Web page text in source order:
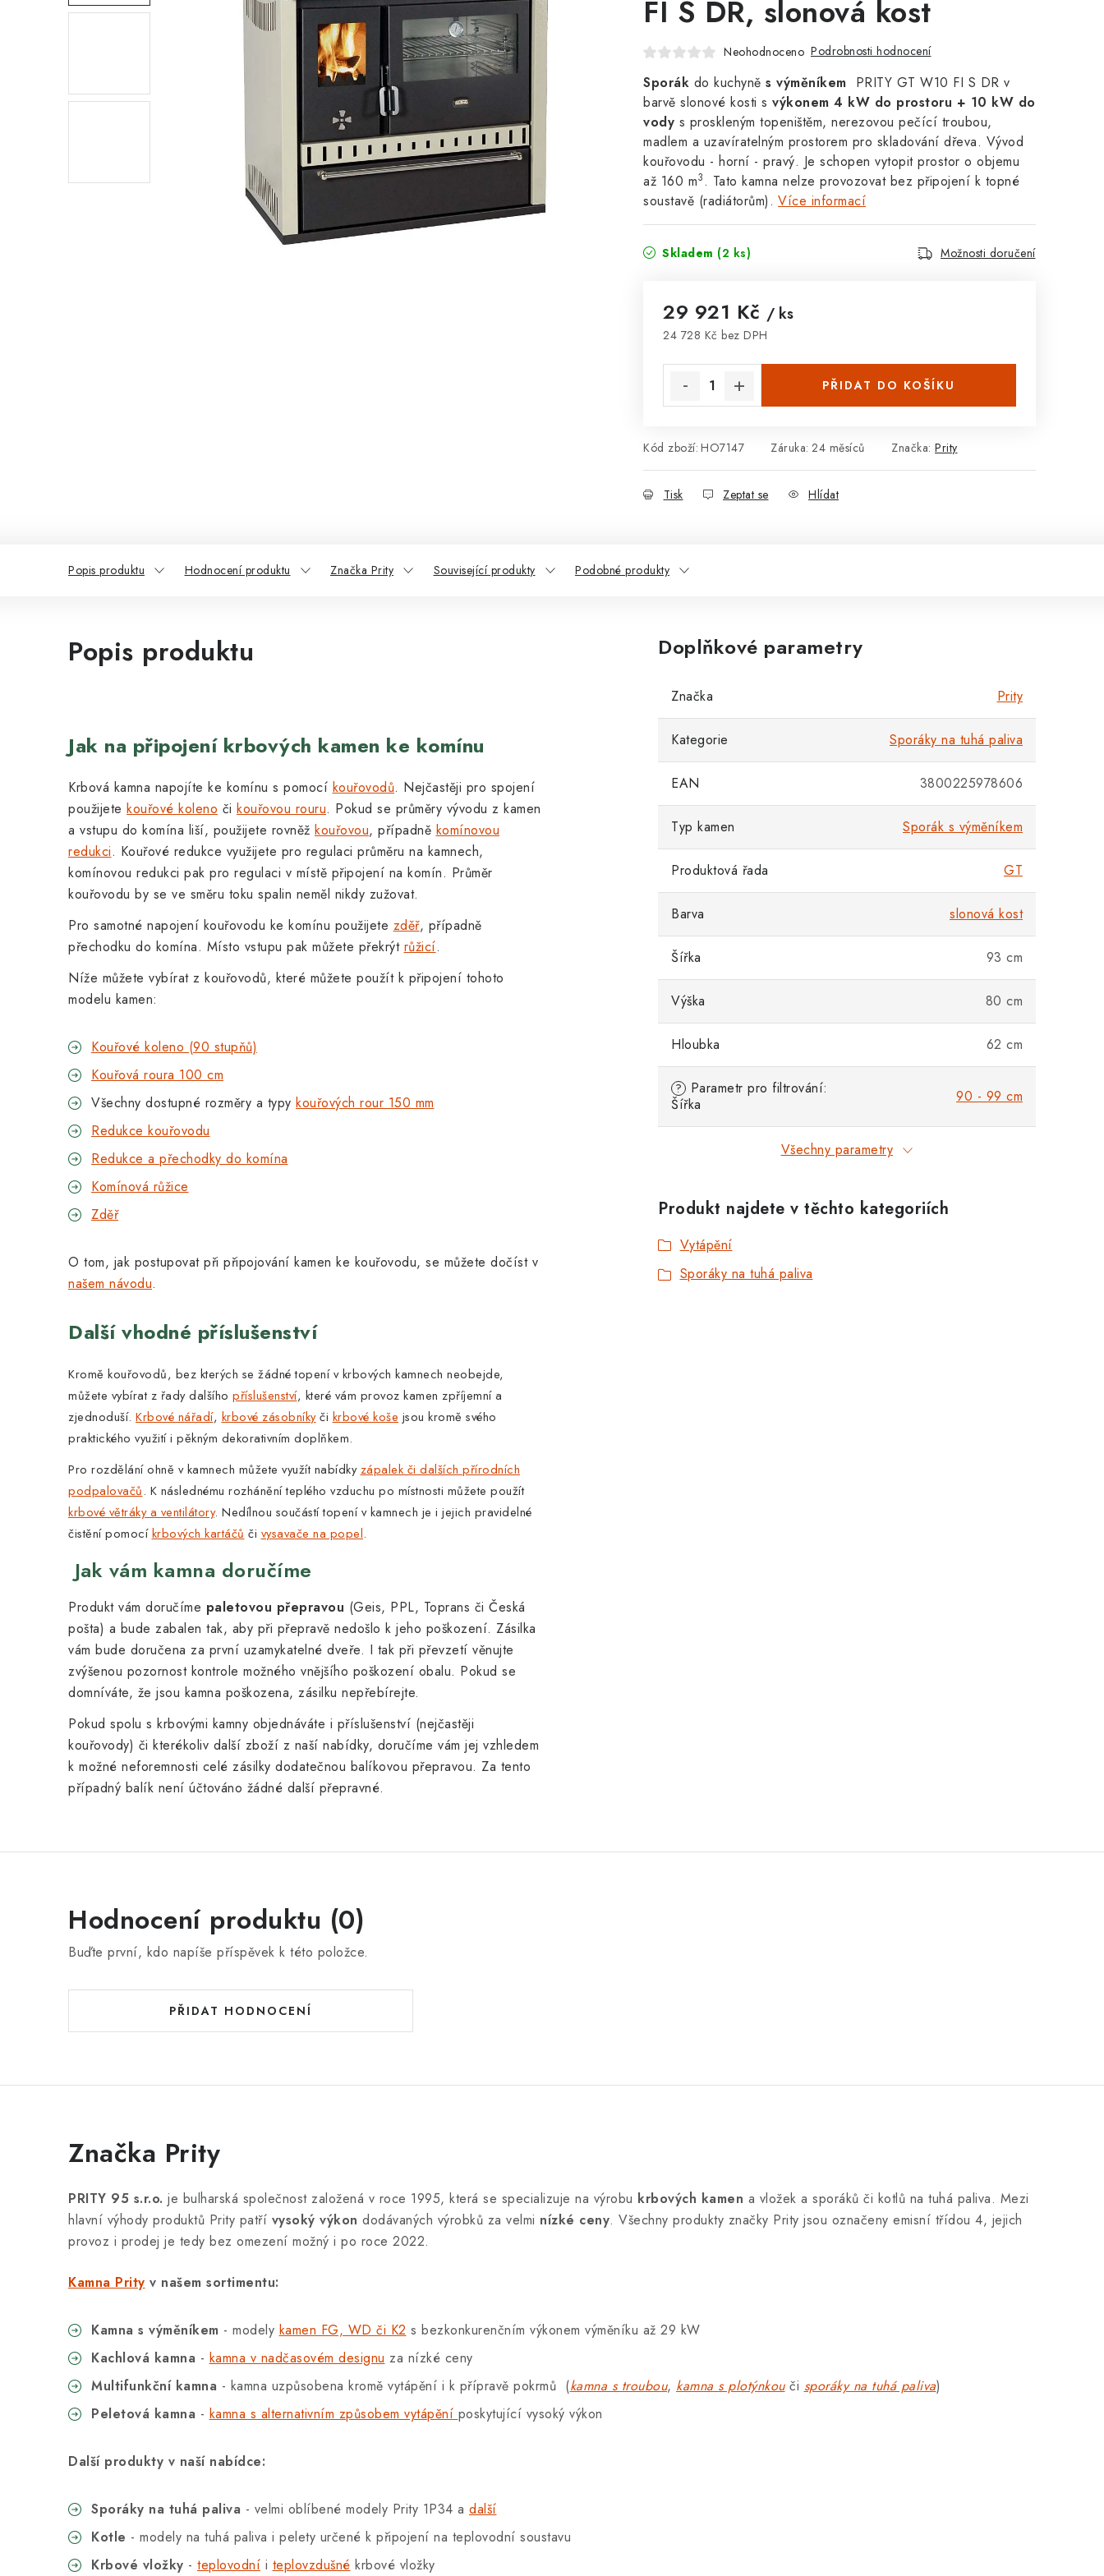
FI S DR, slonová kost
Neohodnoceno Podrobnosti hodnocení
Sporák do kuchyně s výměníkem
PRITY GT W10 FI S DR v
barvě slonové kosti s výkonem 4 kW do prostoru + 10 kW do
vody s proskleným topeništěm, nerezovou pečící troubou,
madlem a uzavíratelným prostorem pro skladování dřeva. Vývod
kouřovodu - horní - pravý. Je schopen vytopit prostor o objemu
až 160 m3. Tato kamna nelze provozovat bez připojení k topné
soustavě (radiátorům). Více informací
Skladem (2 ks) Možnosti doručení
29 921 Kč / ks
24 728 Kč bez DPH
PŘIDAT DO KOŠÍKU
Kód zboží: HO7147 Záruka: 24 měsíců Značka: Prity
Tisk Zeptat se Hlídat
Popis produktu Hodnocení produktu Značka Prity Související produkty Podobné produkty
Popis produktu
Jak na připojení krbových kamen ke komínu
Krbová kamna napojíte ke komínu s pomocí kouřovodů. Nejčastěji pro spojení
použijete kouřové koleno či kouřovou rouru. Pokud se průměry vývodu z kamen
a vstupu do komína liší, použijete rovněž kouřovou, případně komínovou
redukci. Kouřové redukce využijete pro regulaci průměru na kamnech,
komínovou redukci pak pro regulaci v místě připojení na komín. Průměr
kouřovodu by se ve směru toku spalin neměl nikdy zužovat.
Pro samotné napojení kouřovodu ke komínu použijete zděř, případně
přechodku do komína. Místo vstupu pak můžete překrýt růžicí.
Níže můžete vybírat z kouřovodů, které můžete použít k připojení tohoto
modelu kamen:
Kouřové koleno (90 stupňů)
Kouřová roura 100 cm
Všechny dostupné rozměry a typy kouřových rour 150 mm
Redukce kouřovodu
Redukce a přechodky do komína
Komínová růžice
Zděř
O tom, jak postupovat při připojování kamen ke kouřovodu, se můžete dočíst v
našem návodu.
Další vhodné příslušenství
Kromě kouřovodů, bez kterých se žádné topení v krbových kamnech neobejde,
můžete vybírat z řady dalšího příslušenství, které vám provoz kamen zpříjemní a
zjednoduší. Krbové nářadí, krbové zásobníkyči krbové koše jsou kromě svého
praktického využití i pěkným dekorativním doplňkem.
Pro rozdělání ohně v kamnech můžete využít nabídkyzápalek či dalších přírodních
podpalovačů. K následnému rozhánění teplého vzduchu po místnosti můžete použít
krbové větráky a ventilátory. Nedílnou součástí topení v kamnech je i jejich pravidelné
čistění pomocíkrbových kartáčů či vysavače na popel.
Jak vám kamna doručíme
Produkt vám doručíme paletovou přepravou (Geis, PPL, Toprans či Česká
pošta) a bude zabalen tak, aby při přepravě nedošlo k jeho poškození. Zásilka
vám bude doručena za první uzamykatelné dveře. I tak při převzetí věnujte
zvýšenou pozornost kontrole možného vnějšího poškození obalu. Pokud se
domníváte, že jsou kamna poškozena, zásilku nepřebírejte.
Pokud spolu s krbovými kamny objednáváte i příslušenství (nejčastěji
kouřovody) či kterékoliv další zboží z naší nabídky, doručíme vám jej vzhledem
k možné neforemnosti celé zásilky dodatečnou balíkovou přepravou. Za tento
případný balík není účtováno žádné další přepravné.
Doplňkové parametry
Značka Prity
Kategorie Sporáky na tuhá paliva
EAN 3800225978606
Typ kamen Sporák s výměníkem
Produktová řada GT
Barva slonová kost
Šířka 93 cm
Výška 80 cm
Hloubka 62 cm
? Parametr pro filtrování:
Šířka
90 - 99 cm
Všechny parametry
Produkt najdete v těchto kategoriích
Vytápění
Sporáky na tuhá paliva
Hodnocení produktu (0)
Buďte první, kdo napíše příspěvek k této položce.
PŘIDAT HODNOCENÍ
Značka Prity
PRITY 95 s.r.o. je bulharská společnost založená v roce 1995, která se specializuje na výrobu krbových kamen a vložek a sporáků či kotlů na tuhá paliva. Mezi
hlavní výhody produktů Prity patří vysoký výkon dodávaných výrobků za velmi nízké ceny. Všechny produkty značky Prity jsou označeny emisní třídou 4, jejich
provoz i prodej je tedy bez omezení možný i po roce 2022.
Kamna Prity v našem sortimentu:
Kamna s výměníkem - modely kamen FG, WD či K2 s bezkonkurenčním výkonem výměníku až 29 kW
Kachlová kamna - kamna v nadčasovém designu za nízké ceny
Multifunkční kamna - kamna uzpůsobena kromě vytápění i k přípravě pokrmů (kamna s troubou, kamna s plotýnkouči sporáky na tuhá paliva)
Peletová kamna - kamna s alternativním způsobem vytápění poskytující vysoký výkon
Další produkty v naší nabídce:
Sporáky na tuhá paliva - velmi oblíbené modely Prity 1P34 a další
Kotle - modely na tuhá paliva i pelety určené k připojení na teplovodní soustavu
Krbové vložky - teplovodní i teplovzdušné krbové vložky